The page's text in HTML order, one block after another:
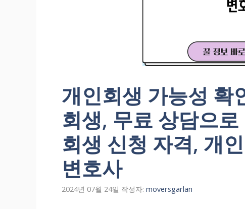
개인회생 가능성 확
회생, 무료 상담으
회생 신청 자격, 개
변호사
2024년 07월 24일 작성자: moversgarlan